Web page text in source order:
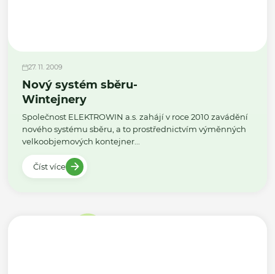
27. 11. 2009
Nový systém sběru-
Wintejnery
Společnost ELEKTROWIN a.s. zahájí v roce 2010 zavádění
nového systému sběru, a to prostřednictvím výměnných
velkoobjemových kontejner...
Číst více